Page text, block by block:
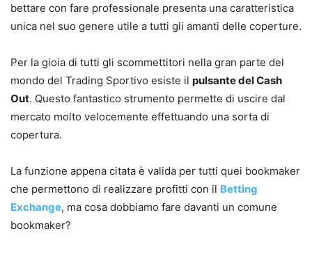
bettare con fare professionale presenta una caratteristica
unica nel suo genere utile a tutti gli amanti delle coperture.
Per la gioia di tutti gli scommettitori nella gran parte del
mondo del Trading Sportivo esiste il pulsante del Cash
Out. Questo fantastico strumento permette di uscire dal
mercato molto velocemente effettuando una sorta di
copertura.
La funzione appena citata è valida per tutti quei bookmaker
che permettono di realizzare profitti con il Betting
Exchange, ma cosa dobbiamo fare davanti un comune
bookmaker?